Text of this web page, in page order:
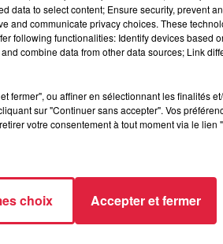
l’Auberge du Zoo
n'est pas obligatoire, vous
data to select content; Ensure security, prevent
and communicate privacy choices. These
following functionalities: Identify devices based
combine data from other data sources; Link
fermer", ou affiner en sélectionnant les finalités
sur "Continuer sans accepter". Vos
votre consentement à tout moment via le lien
choix Accepter et fermer